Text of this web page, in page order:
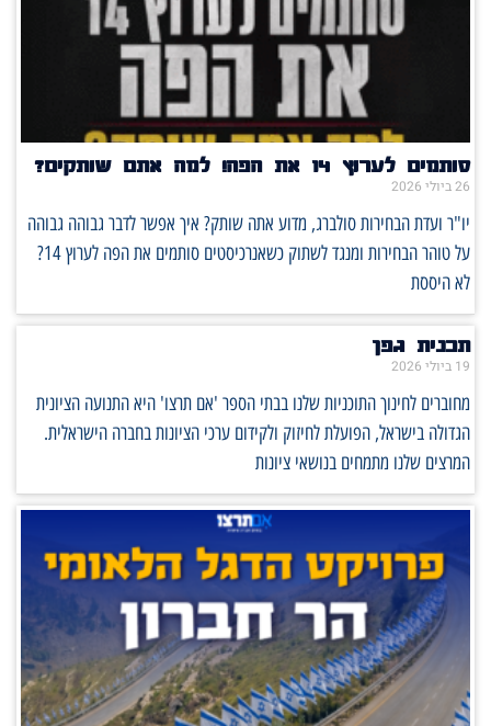
סותמים לערוץ 14 את הפה! למה אתם שותקים?
26 ביולי 2026
יו"ר ועדת הבחירות סולברג, מדוע אתה שותק? איך אפשר לדבר גבוהה גבוהה
על טוהר הבחירות ומנגד לשתוק כשאנרכיסטים סותמים את הפה לערוץ 14?
לא היססת
תכנית גפן
19 ביולי 2026
מחוברים לחינוך התוכניות שלנו בבתי הספר 'אם תרצו' היא התנועה הציונית
הגדולה בישראל, הפועלת לחיזוק ולקידום ערכי הציונות בחברה הישראלית.
המרצים שלנו מתמחים בנושאי ציונות